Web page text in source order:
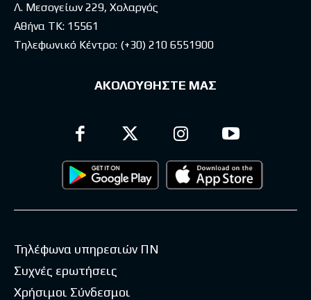
Λ. Μεσογείων 229, Χολαργός
Αθήνα ΤΚ: 15561
Τηλεφωνικό Κέντρο: (+30) 210 6551900
ΑΚΟΛΟΥΘΗΣΤΕ ΜΑΣ
Τηλέφωνα υπηρεσιών ΠΝ
Συχνές ερωτήσεις
Χρήσιμοι Σύνδεσμοι